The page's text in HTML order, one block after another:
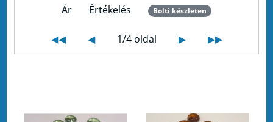
Ár Értékelés Bolti készleten
◀◀ ◀ 1/4 oldal ▶ ▶▶